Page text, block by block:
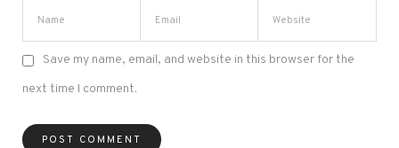
Save my name, email, and website in this browser for the
next time I comment.